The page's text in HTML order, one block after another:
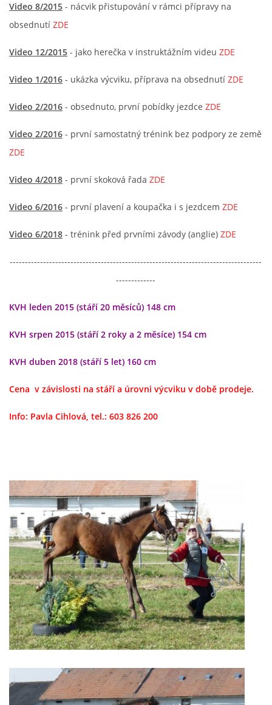
Video 8/2015 - nácvik přistupování v rámci přípravy na
obsednutí ZDE
Video 12/2015 - jako herečka v instruktážním videu ZDE
Video 1/2016 - ukázka výcviku, příprava na obsednutí ZDE
Video 2/2016 - obsednuto, první pobídky jezdce ZDE
Video 2/2016 - první samostatný trénink bez podpory ze země
ZDE
Video 4/2018 - první skoková řada ZDE
Video 6/2016 - první plavení a koupačka i s jezdcem ZDE
Video 6/2018 - trénink před prvními závody (anglie) ZDE
-----------------------------------------------------------------------------------
-------------
KVH leden 2015 (stáří 20 měsíců) 148 cm
KVH srpen 2015 (stáří 2 roky a 2 měsíce) 154 cm
KVH duben 2018 (stáří 5 let) 160 cm
Cena v závislosti na stáří a úrovni výcviku v době prodeje.
Info: Pavla Cihlová, tel.: 603 826 200